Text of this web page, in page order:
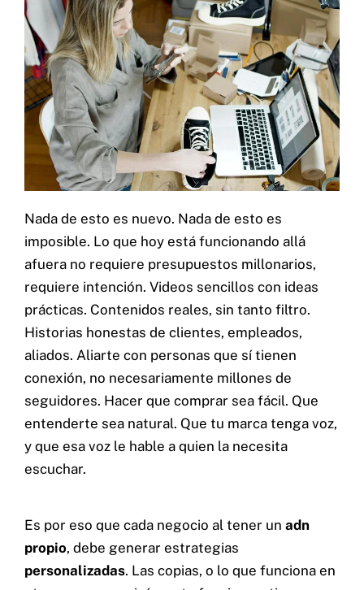
Nada de esto es nuevo. Nada de esto es
imposible. Lo que hoy está funcionando allá
afuera no requiere presupuestos millonarios,
requiere intención. Videos sencillos con ideas
prácticas. Contenidos reales, sin tanto filtro.
Historias honestas de clientes, empleados,
aliados. Aliarte con personas que sí tienen
conexión, no necesariamente millones de
seguidores. Hacer que comprar sea fácil. Que
entenderte sea natural. Que tu marca tenga voz,
y que esa voz le hable a quien la necesita
escuchar.
Es por eso que cada negocio al tener un adn
propio, debe generar estrategias
personalizadas. Las copias, o lo que funciona en